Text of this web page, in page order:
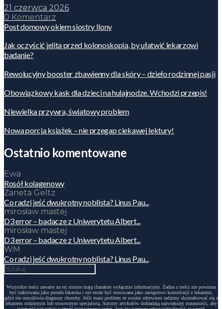
21 czerwca 2026
0 Komentarz
Post domowy okiem siostry Ilony
Jak oczyścić jelita przed kolonoskopią, by ułatwić lekarzowi
badanie?
Rewolucyjny booster zbawienny dla skóry – dzieło rodzinnej pasji
Obowiązkowy kask dla dzieci na hulajnodze. Wchodzi przepis!
Niewielka przywra, światowy problem
Nowa porcja książek – nie przegap ciekawej lektury!
Ostatnio komentowane
Ewa
Rosół kolagenowy
Żaneta Geltz
Co radzi jeść dwukrotny noblista? Linus Pau...
mirosław mastej
D3 error – badacze z Uniwerytetu Albert...
mirosław mastej
D3 error – badacze z Uniwerytetu Albert...
WM
Co radzi jeść dwukrotny noblista? Linus Pau...
Wszystkie treści zawarte na tej stronie mają charakter wyłącznie informacyjny. Żadna z treści nie powinna
być traktowana jako porada lekarska i nie może być stosowana jako zastępstwo konsultacji z lekarzem,
gdyż nie umożliwia diagnozy choroby. Jeśli masz problem ze swoim zdrowiem radzimy skontaktować się z
lekarzem rodzinnym lub stosownym specjalistą. Autorzy artykułów dokładają największej staranności, aby